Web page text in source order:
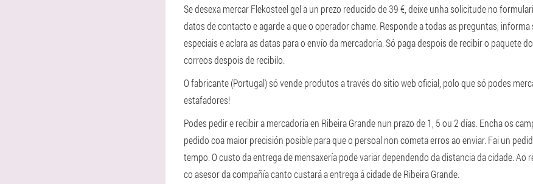
Se desexa mercar Flekosteel gel a un prezo reducido de 39 €, deixe unha solicitude no
datos de contacto e agarde a que o operador chame. Responde a todas as preguntas,
especiais e aclara as datas para o envío da mercadoría. Só paga despois de recibir o paquete
correos despois de recibilo.
O fabricante (Portugal) só vende produtos a través do sitio web oficial, polo que só podes
estafadores!
Podes pedir e recibir a mercadoría en Ribeira Grande nun prazo de 1, 5 ou 2 días. Encha os
pedido coa maior precisión posible para que o persoal non cometa erros ao enviar. Fai un
tempo. O custo da entrega de mensaxería pode variar dependendo da distancia da cidade. Ao
co asesor da compañía canto custará a entrega á cidade de Ribeira Grande.